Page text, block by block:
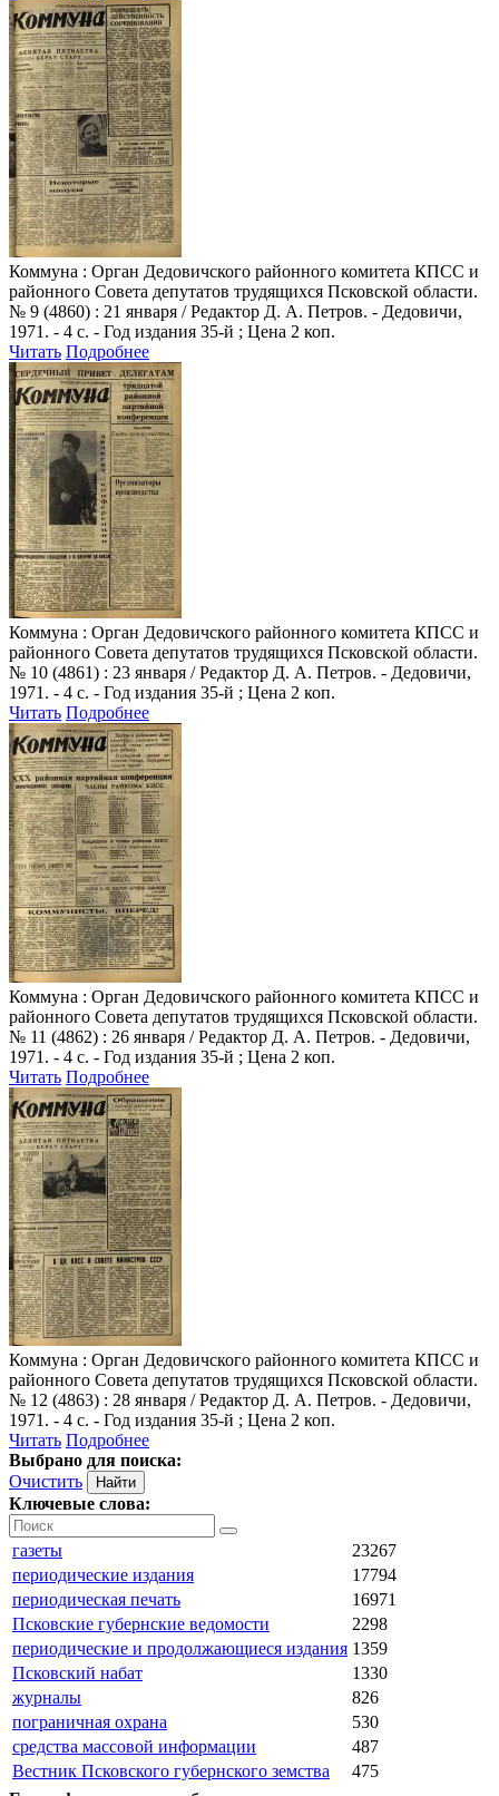
Коммуна : Орган Дедовичского районного комитета КПСС и
районного Совета депутатов трудящихся Псковской области.
№ 9 (4860) : 21 января / Редактор Д. А. Петров. - Дедовичи,
1971. - 4 с. - Год издания 35-й ; Цена 2 коп.
Читать Подробнее
Коммуна : Орган Дедовичского районного комитета КПСС и
районного Совета депутатов трудящихся Псковской области.
№ 10 (4861) : 23 января / Редактор Д. А. Петров. - Дедовичи,
1971. - 4 с. - Год издания 35-й ; Цена 2 коп.
Читать Подробнее
Коммуна : Орган Дедовичского районного комитета КПСС и
районного Совета депутатов трудящихся Псковской области.
№ 11 (4862) : 26 января / Редактор Д. А. Петров. - Дедовичи,
1971. - 4 с. - Год издания 35-й ; Цена 2 коп.
Читать Подробнее
Коммуна : Орган Дедовичского районного комитета КПСС и
районного Совета депутатов трудящихся Псковской области.
№ 12 (4863) : 28 января / Редактор Д. А. Петров. - Дедовичи,
1971. - 4 с. - Год издания 35-й ; Цена 2 коп.
Читать Подробнее
Выбрано для поиска:
Очистить
Ключевые слова:
газеты
23267
периодические издания
17794
периодическая печать
16971
Псковские губернские ведомости
2298
периодические и продолжающиеся издания 1359
Псковский набат
1330
журналы
826
пограничная охрана
530
средства массовой информации
487
Вестник Псковского губернского земства
475